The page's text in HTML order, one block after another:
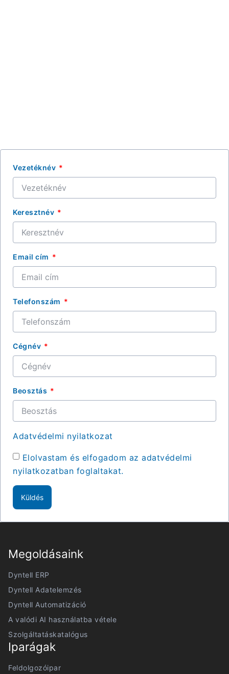
Vezetéknév
Keresztnév
Email cím
Telefonszám
Cégnév
Beosztás
Adatvédelmi nyilatkozat
Elolvastam és elfogadom az adatvédelmi
nyilatkozatban foglaltakat.
Küldés
Megoldásaink
Dyntell ERP
Dyntell Adatelemzés
Dyntell Automatizáció
A valódi AI használatba vétele
Szolgáltatáskatalógus
Iparágak
Feldolgozóipar